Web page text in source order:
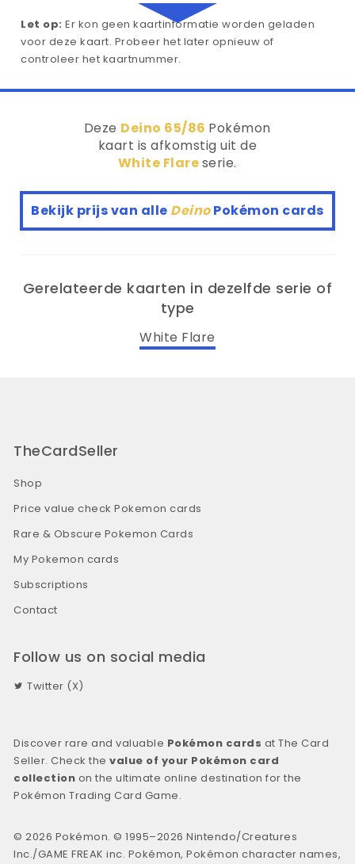
Let op: Er kon geen kaartinformatie worden geladen
voor deze kaart. Probeer het later opnieuw of
controleer het kaartnummer.
Deze Deino 65/86 Pokémon
kaart is afkomstig uit de
White Flareserie.
Bekijk prijs van alle DeinoPokémon cards
Gerelateerde kaarten in dezelfde serie of
type
White Flare
TheCardSeller
Shop
Price value check Pokemon cards
Rare & Obscure Pokemon Cards
My Pokemon cards
Subscriptions
Contact
Follow us on social media
Twitter (X)
Discover rare and valuable Pokémon cards at The Card
Seller. Check thevalue of your Pokémon card
collection on the ultimate online destination for the
Pokémon Trading Card Game.
© 2026 Pokémon. © 1995–2026 Nintendo/Creatures
Inc./GAME FREAK inc. Pokémon, Pokémon character names,